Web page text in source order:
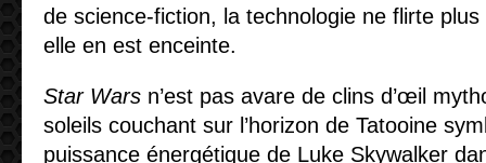
de science-fiction, la technologie ne flirte
elle en est enceinte.
Star Wars n’est pas avare de clins d’œil
soleils couchant sur l’horizon de Tatooine
puissance énergétique de Luke Skywalker